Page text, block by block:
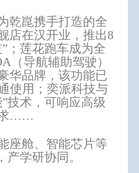
乾崑携手打造的全
店在汉开业，推出8
；莲花跑车成为全
（导航辅助驾驶）
华品牌，该功能已
使用；奕派科技与
技术，可响应高级
求……
座舱、智能芯片等
产学研协同。